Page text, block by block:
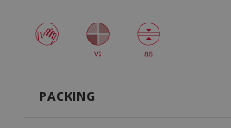
PACKING